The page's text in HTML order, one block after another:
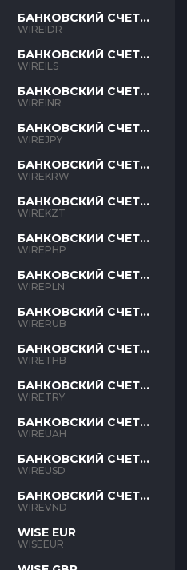
БАНКОВСКИЙ СЧЕТ
IDR
WIREIDR
БАНКОВСКИЙ СЧЕТ
ILS
WIREILS
БАНКОВСКИЙ СЧЕТ
INR
WIREINR
БАНКОВСКИЙ СЧЕТ
JPY
WIREJPY
БАНКОВСКИЙ СЧЕТ
KRW
WIREKRW
БАНКОВСКИЙ СЧЕТ
KZT
WIREKZT
БАНКОВСКИЙ СЧЕТ
PHP
WIREPHP
БАНКОВСКИЙ СЧЕТ
PLN
WIREPLN
БАНКОВСКИЙ СЧЕТ
RUB
WIRERUB
БАНКОВСКИЙ СЧЕТ
THB
WIRETHB
БАНКОВСКИЙ СЧЕТ
TRY
WIRETRY
БАНКОВСКИЙ СЧЕТ
UAH
WIREUAH
БАНКОВСКИЙ СЧЕТ
USD
WIREUSD
БАНКОВСКИЙ СЧЕТ
VND
WIREVND
WISE EUR
WISEEUR